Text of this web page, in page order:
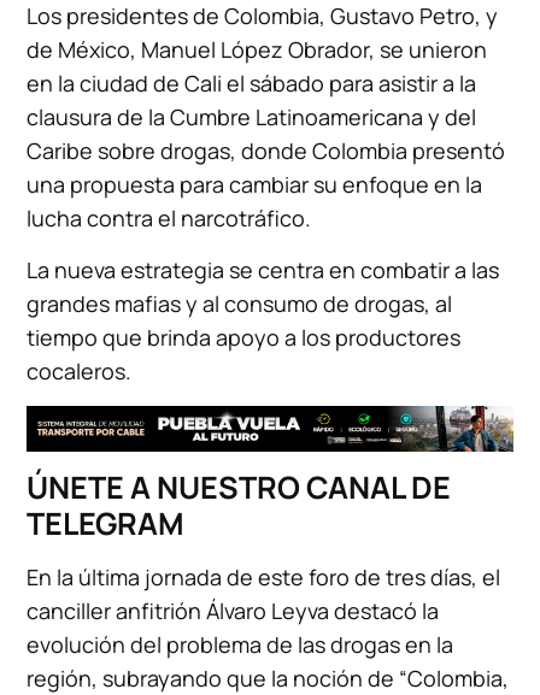
Los presidentes de Colombia, Gustavo Petro, y
de México, Manuel López Obrador, se unieron
en la ciudad de Cali el sábado para asistir a la
clausura de la Cumbre Latinoamericana y del
Caribe sobre drogas, donde Colombia presentó
una propuesta para cambiar su enfoque en la
lucha contra el narcotráfico.
La nueva estrategia se centra en combatir a las
grandes mafias y al consumo de drogas, al
tiempo que brinda apoyo a los productores
cocaleros.
ÚNETE A NUESTRO CANAL DE
TELEGRAM
En la última jornada de este foro de tres días, el
canciller anfitrión Álvaro Leyva destacó la
evolución del problema de las drogas en la
región, subrayando que la noción de “Colombia,